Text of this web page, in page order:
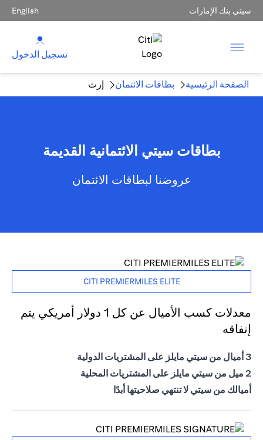
سيتي بنك الإمارات English
تسجيل الدخول
الصفحة الرئيسية بطاقات الائتمان إرث
بطاقات سيتي الائتمانية القديمة
عروضنا لبطاقات الائتمان
CITI PREMIERMILES ELITE
معدلات كسب الأميال عن كل 1 دولار أمريكي يتم
إنفاقه
3 أميال من سيتي مايلز على المشتريات الدولية
2 ميل من سيتي مايلز على المشتريات المحلية
أميالك من سيتي لا تنتهي صلاحيتها أبدًا